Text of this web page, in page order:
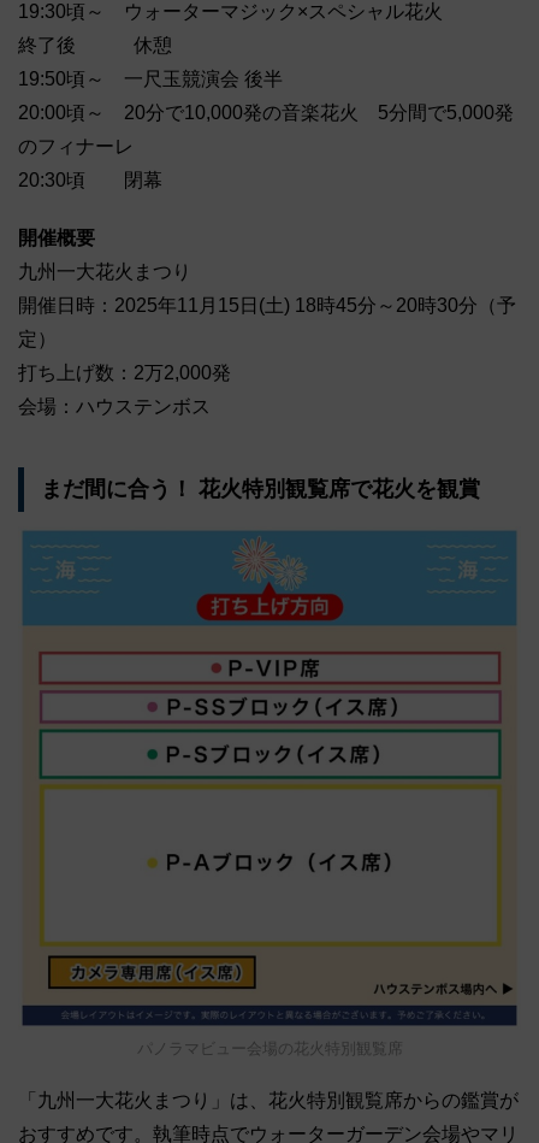
19:30頃～ ウォーターマジック×スペシャル花火
終了後 休憩
19:50頃～ 一尺玉競演会 後半
20:00頃～ 20分で10,000発の音楽花火 5分間で5,000発
のフィナーレ
20:30頃 閉幕
開催概要
九州一大花火まつり
開催日時：2025年11月15日(土) 18時45分～20時30分（予
定）
打ち上げ数：2万2,000発
会場：ハウステンボス
まだ間に合う！ 花火特別観覧席で花火を観賞
パノラマビュー会場の花火特別観覧席
「九州一大花火まつり」は、花火特別観覧席からの鑑賞が
おすすめです。執筆時点でウォーターガーデン会場やマリ